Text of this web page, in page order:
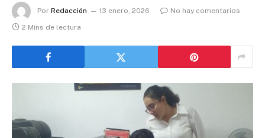
Por Redacción 13 enero, 2026
No hay comentarios
2 Mins de lectura